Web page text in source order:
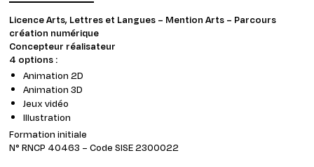
Licence Arts, Lettres et Langues – Mention Arts – Parcours
création numérique
Concepteur réalisateur
4 options :
Animation 2D
Animation 3D
Jeux vidéo
Illustration
Formation initiale
N° RNCP 40463 – Code SISE 2300022